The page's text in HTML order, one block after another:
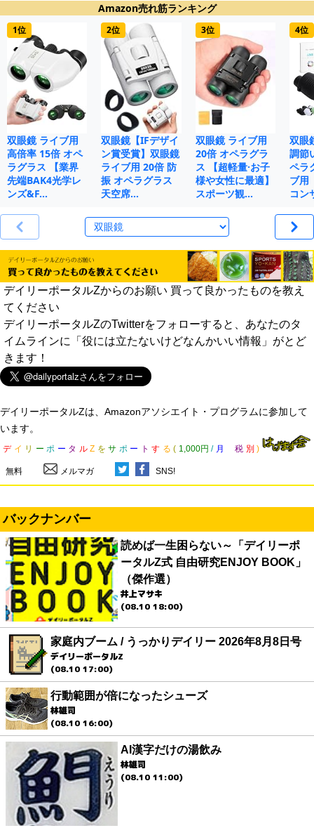
Amazon売れ筋ランキング
1位
双眼鏡 ライブ用
高倍率 15倍 オペ
ラグラス 【業界
先端BAK4光学レ
ンズ&F…
2位
双眼鏡【IFデザイ
ン賞受賞】双眼鏡
ライブ用 20倍 防
振 オペラグラス
天空席…
3位
双眼鏡 ライブ用
20倍 オペラグラ
ス 【超軽量·お子
様や女性に最適】
スポーツ観…
4位
双眼
調節
ペラ
ブ用
コン
デイリーポータルZからのお願い 買って良かったものを教え
てください
デイリーポータルZのTwitterをフォローすると、あなたのタ
イムラインに「役には立たないけどなんかいい情報」がとど
きます！
デイリーポータルZは、Amazonアソシエイト・プログラムに参加して
います。
デ イ リ ー ポ ー タ ル Z を サ ポ ー ト す る ( 1,000円 / 月 税 別 )
無料 メルマガ SNS!
バックナンバー
読めば一生困らない～「デイリーポ
ータルZ式 自由研究ENJOY BOOK」
（傑作選）
井上マサキ
(08.10 18:00)
家庭内ブーム / うっかりデイリー 2026年8月8日号
デイリーポータルZ
(08.10 17:00)
行動範囲が倍になったシューズ
林雄司
(08.10 16:00)
AI漢字だけの湯飲み
林雄司
(08.10 11:00)